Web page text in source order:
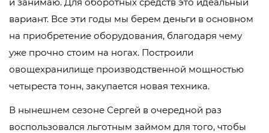
вариант. Все эти годы мы берем деньги в основном
на приобретение оборудования, благодаря чему
уже прочно стоим на ногах. Построили
овощехранилище производственной мощностью
четыреста тонн, закупается новая техника.
В нынешнем сезоне Сергей в очередной раз
воспользовался льготным займом для того, чтобы